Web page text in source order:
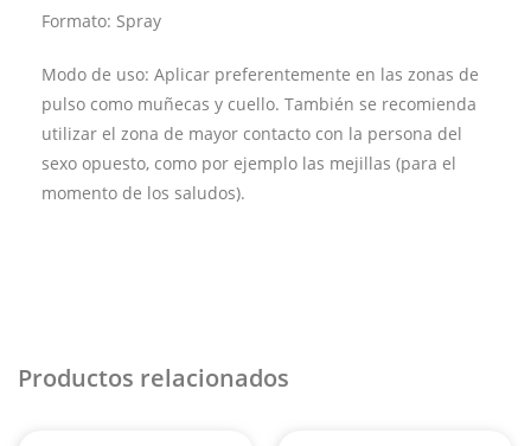
Formato: Spray
Modo de uso: Aplicar preferentemente en las zonas de
pulso como muñecas y cuello. También se recomienda
utilizar el zona de mayor contacto con la persona del
sexo opuesto, como por ejemplo las mejillas (para el
momento de los saludos).
Productos relacionados